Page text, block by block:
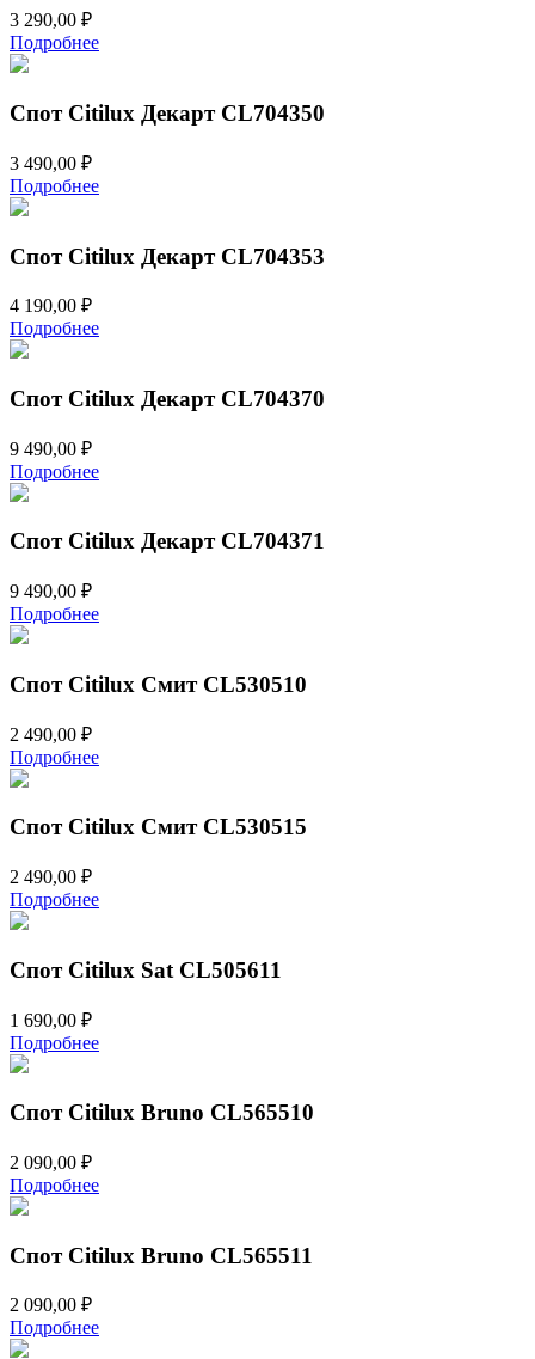
3 290,00 ₽
Подробнее
Спот Citilux Декарт CL704350
3 490,00 ₽
Подробнее
Спот Citilux Декарт CL704353
4 190,00 ₽
Подробнее
Спот Citilux Декарт CL704370
9 490,00 ₽
Подробнее
Спот Citilux Декарт CL704371
9 490,00 ₽
Подробнее
Спот Citilux Смит CL530510
2 490,00 ₽
Подробнее
Спот Citilux Смит CL530515
2 490,00 ₽
Подробнее
Спот Citilux Sat CL505611
1 690,00 ₽
Подробнее
Спот Citilux Bruno CL565510
2 090,00 ₽
Подробнее
Спот Citilux Bruno CL565511
2 090,00 ₽
Подробнее